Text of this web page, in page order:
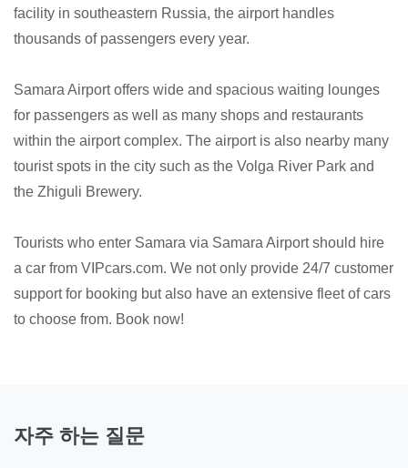
facility in southeastern Russia, the airport handles
thousands of passengers every year.
Samara Airport offers wide and spacious waiting lounges
for passengers as well as many shops and restaurants
within the airport complex. The airport is also nearby many
tourist spots in the city such as the Volga River Park and
the Zhiguli Brewery.
Tourists who enter Samara via Samara Airport should hire
a car from VIPcars.com. We not only provide 24/7 customer
support for booking but also have an extensive fleet of cars
to choose from. Book now!
자주 하는 질문